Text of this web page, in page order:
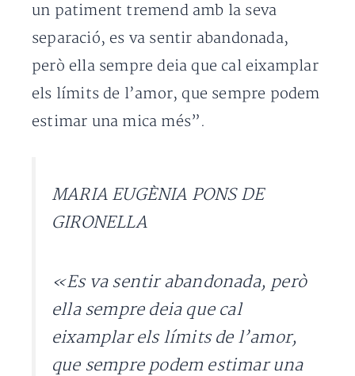
un patiment tremend amb la seva
separació, es va sentir abandonada,
però ella sempre deia que cal eixamplar
els límits de l’amor, que sempre podem
estimar una mica més”.
MARIA EUGÈNIA PONS DE
GIRONELLA
«Es va sentir abandonada, però
ella sempre deia que cal
eixamplar els límits de l’amor,
que sempre podem estimar una